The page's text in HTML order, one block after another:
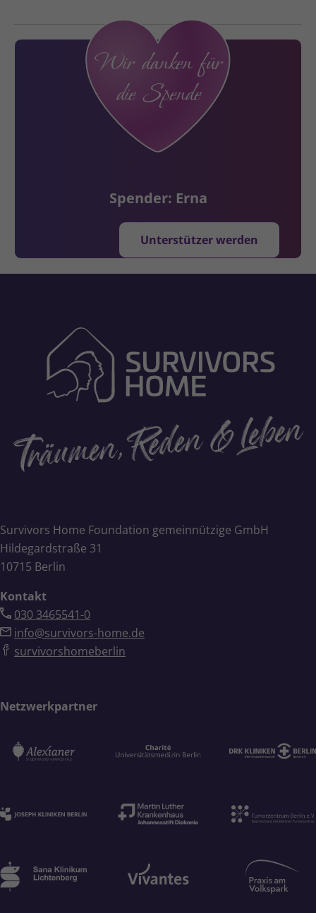
Wir danken für
die Spende
Spender: Erna
Unterstützer werden
Survivors Home Foundation gemeinnützige GmbH
Hildegardstraße 31
10715 Berlin
Kontakt
030 3465541-0
info@survivors-home.de
survivorshomeberlin
Netzwerkpartner